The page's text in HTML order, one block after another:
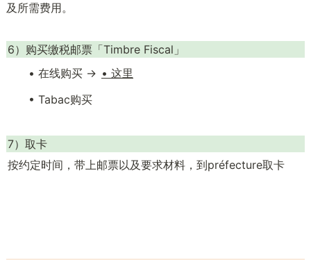
及所需费用。
6）购买缴税邮票「Timbre Fiscal」
• 在线购买 → • 这里
• Tabac购买
7）取卡
按约定时间，带上邮票以及要求材料，到préfecture取卡